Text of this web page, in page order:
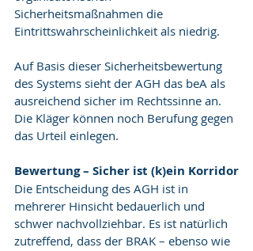
Sicherheitsmaßnahmen die
Eintrittswahrscheinlichkeit als niedrig.
Auf Basis dieser Sicherheitsbewertung
des Systems sieht der AGH das beA als
ausreichend sicher im Rechtssinne an.
Die Kläger können noch Berufung gegen
das Urteil einlegen.
Bewertung – Sicher ist (k)ein Korridor
Die Entscheidung des AGH ist in
mehrerer Hinsicht bedauerlich und
schwer nachvollziehbar. Es ist natürlich
zutreffend, dass der BRAK – ebenso wie